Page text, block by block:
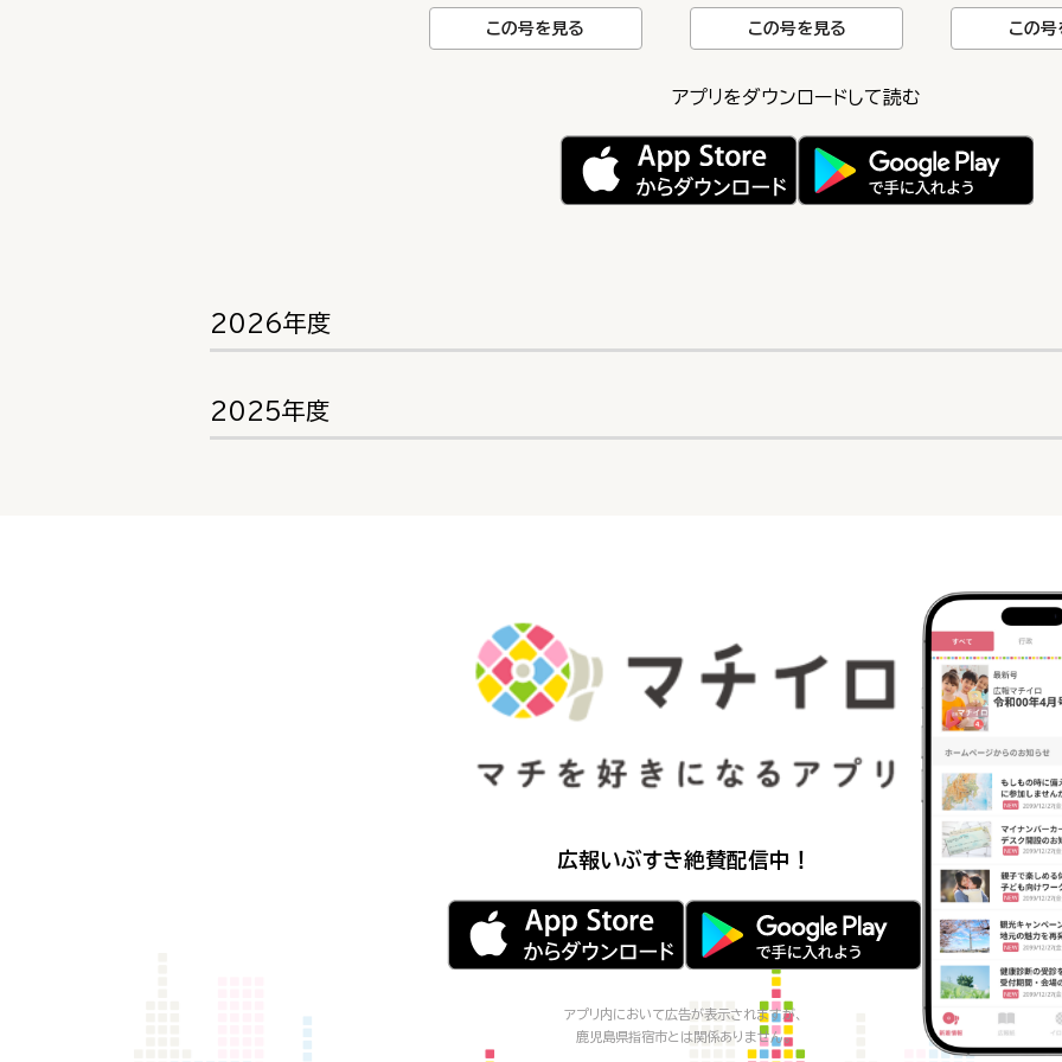
この号を見る この号を見る この号
アプリをダウンロードして読む
2026年度
2025年度
広報いぶすき絶賛配信中！
アプリ内において広告が表示されますが、
鹿児島県指宿市とは関係ありません。